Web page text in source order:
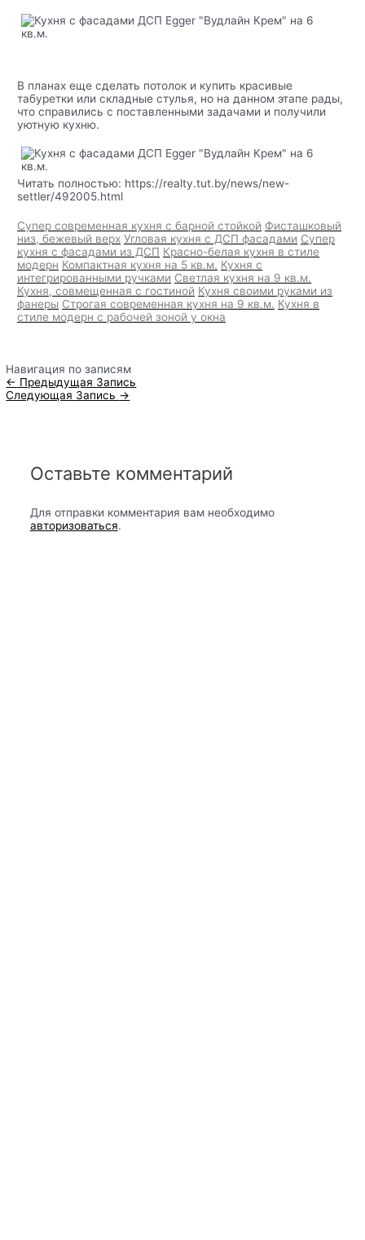
В планах еще сделать потолок и купить красивые
табуретки или складные стулья, но на данном этапе рады,
что справились с поставленными задачами и получили
уютную кухню.
Читать полностью: https://realty.tut.by/news/new-
settler/492005.html
Супер современная кухня с барной стойкой Фисташковый
низ, бежевый верх Угловая кухня с ДСП фасадами Супер
кухня с фасадами из ДСП Красно-белая кухня в стиле
модерн Компактная кухня на 5 кв.м. Кухня с
интегрированными ручками Светлая кухня на 9 кв.м.
Кухня, совмещенная с гостиной Кухня своими руками из
фанеры Строгая современная кухня на 9 кв.м. Кухня в
стиле модерн с рабочей зоной у окна
Навигация по записям
← Предыдущая Запись
Следующая Запись →
Оставьте комментарий
Для отправки комментария вам необходимо
авторизоваться.